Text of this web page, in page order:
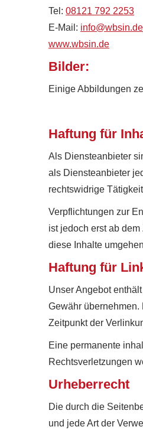
Tel: 08121 792 2253
E-Mail: info@wbsin.de
www.wbsin.de
Bilder:
Einige Abbildungen
Haftung für
Als Diensteanbieter
als Diensteanbieter
rechtswidrige
Verpflichtungen zur
ist jedoch erst ab
diese Inhalte
Haftung für
Unser Angebot
Gewähr
Zeitpunkt der
Eine permanente
Rechtsverletzungen
Urheberrecht
Die durch die
und jede Art der